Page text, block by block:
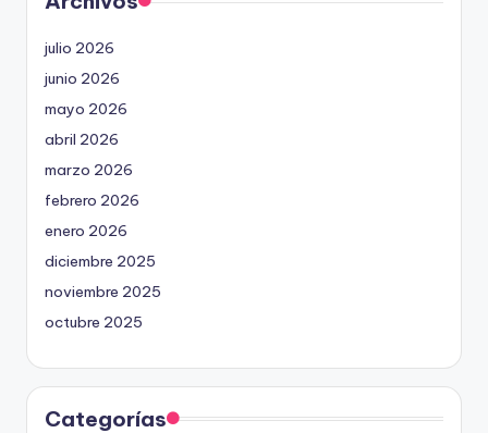
julio 2026
junio 2026
mayo 2026
abril 2026
marzo 2026
febrero 2026
enero 2026
diciembre 2025
noviembre 2025
octubre 2025
Categorías